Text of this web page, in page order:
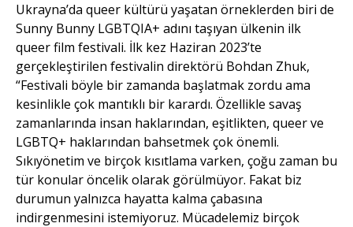
Ukrayna’da queer kültürü yaşatan örneklerden biri de
Sunny Bunny LGBTQIA+ adını taşıyan ülkenin ilk
queer film festivali. İlk kez Haziran 2023’te
gerçekleştirilen festivalin direktörü Bohdan Zhuk,
“Festivali böyle bir zamanda başlatmak zordu ama
kesinlikle çok mantıklı bir karardı. Özellikle savaş
zamanlarında insan haklarından, eşitlikten, queer ve
LGBTQ+ haklarından bahsetmek çok önemli.
Sıkıyönetim ve birçok kısıtlama varken, çoğu zaman bu
tür konular öncelik olarak görülmüyor. Fakat biz
durumun yalnızca hayatta kalma çabasına
indirgenmesini istemiyoruz. Mücadelemiz birçok